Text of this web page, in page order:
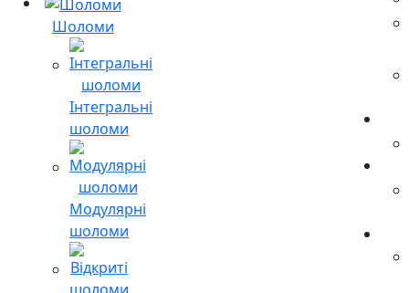
Шоломи
Інтегральні
шоломи
Модулярні
шоломи